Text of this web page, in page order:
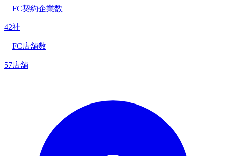
FC契約企業数
42社
FC店舗数
57店舗